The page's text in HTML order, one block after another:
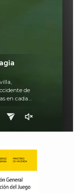
de
en cada